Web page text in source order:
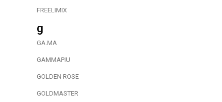
FREELIMIX
g
GA.MA
GAMMAPIU
GOLDEN ROSE
GOLDMASTER